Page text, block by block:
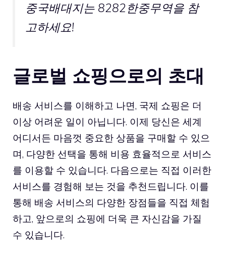
중국배대지는 8282한중무역을 참
고하세요!
글로벌 쇼핑으로의 초대
배송 서비스를 이해하고 나면, 국제 쇼핑은 더
이상 어려운 일이 아닙니다. 이제 당신은 세계
어디서든 마음껏 중요한 상품을 구매할 수 있으
며, 다양한 선택을 통해 비용 효율적으로 서비스
를 이용할 수 있습니다. 다음으로는 직접 이러한
서비스를 경험해 보는 것을 추천드립니다. 이를
통해 배송 서비스의 다양한 장점들을 직접 체험
하고, 앞으로의 쇼핑에 더욱 큰 자신감을 가질
수 있습니다.